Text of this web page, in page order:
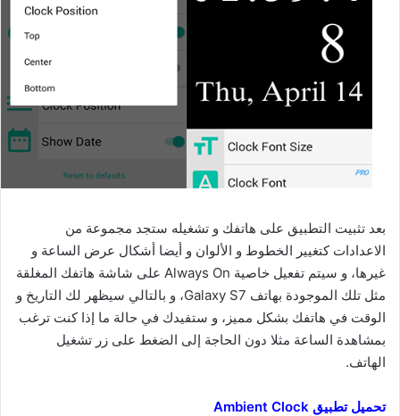
بعد تثبيت التطبيق على هاتفك و تشغيله ستجد مجموعة من
الاعدادات كتغيير الخطوط و الألوان و أيضا أشكال عرض الساعة و
غيرها، و سيتم تفعيل خاصية Always On على شاشة هاتفك المغلقة
مثل تلك الموجودة بهاتف Galaxy S7، و بالتالي سيظهر لك التاريخ و
الوقت في هاتفك بشكل مميز، و ستفيدك في حالة ما إذا كنت ترغب
بمشاهدة الساعة مثلا دون الحاجة إلى الضغط على زر تشغيل
الهاتف.
تحميل تطبيق Ambient Clock